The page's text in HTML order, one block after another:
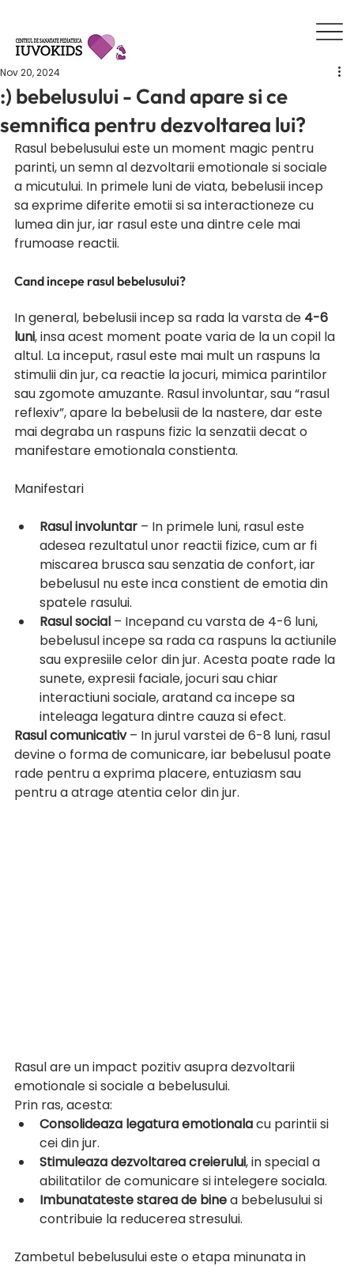
:) bebelusului - Cand apare si ce
semnifica pentru dezvoltarea lui?
Nov 20, 2024
Rasul bebelusului este un moment magic pentru
parinti, un semn al dezvoltarii emotionale si sociale
a micutului. In primele luni de viata, bebelusii incep
sa exprime diferite emotii si sa interactioneze cu
lumea din jur, iar rasul este una dintre cele mai
frumoase reactii.
Cand incepe rasul bebelusului?
In general, bebelusii incep sa rada la varsta de 4-6
luni, insa acest moment poate varia de la un copil la
altul. La inceput, rasul este mai mult un raspuns la
stimulii din jur, ca reactie la jocuri, mimica parintilor
sau zgomote amuzante. Rasul involuntar, sau “rasul
reflexiv”, apare la bebelusii de la nastere, dar este
mai degraba un raspuns fizic la senzatii decat o
manifestare emotionala constienta.
Manifestari
Rasul involuntar – In primele luni, rasul este
adesea rezultatul unor reactii fizice, cum ar fi
miscarea brusca sau senzatia de confort, iar
bebelusul nu este inca constient de emotia din
spatele rasului.
Rasul social – Incepand cu varsta de 4-6 luni,
bebelusul incepe sa rada ca raspuns la actiunile
sau expresiile celor din jur. Acesta poate rade la
sunete, expresii faciale, jocuri sau chiar
interactiuni sociale, aratand ca incepe sa
inteleaga legatura dintre cauza si efect.
Rasul comunicativ – In jurul varstei de 6-8 luni, rasul
devine o forma de comunicare, iar bebelusul poate
rade pentru a exprima placere, entuziasm sau
pentru a atrage atentia celor din jur.
Rasul are un impact pozitiv asupra dezvoltarii
emotionale si sociale a bebelusului.
Prin ras, acesta:
Consolideaza legatura emotionala cu parintii si
cei din jur.
Stimuleaza dezvoltarea creierului, in special a
abilitatilor de comunicare si intelegere sociala.
Imbunatateste starea de bine a bebelusului si
contribuie la reducerea stresului.
Zambetul bebelusului este o etapa minunata in